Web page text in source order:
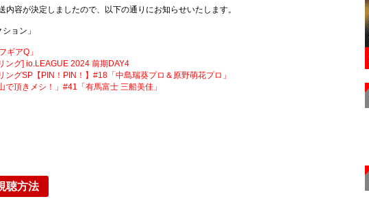
容が決定しましたので、以下の通りにお知らせいたします。
ョン」
アQ」
io.LEAGUE 2024 前期DAY4
PIN！PIN！】#18「中島瑞葵プロ＆原野萌花プロ」
シ！」#41「有馬富士 三船美佳」
聴方法